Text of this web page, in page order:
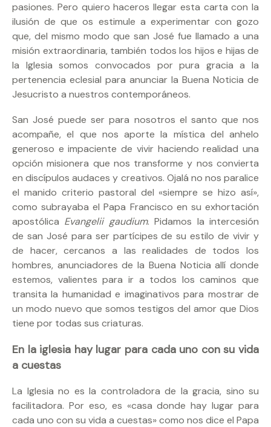
pasiones. Pero quiero haceros llegar esta carta con la
ilusión de que os estimule a experimentar con gozo
que, del mismo modo que san José fue llamado a una
misión extraordinaria, también todos los hijos e hijas de
la Iglesia somos convocados por pura gracia a la
pertenencia eclesial para anunciar la Buena Noticia de
Jesucristo a nuestros contemporáneos.
San José puede ser para nosotros el santo que nos
acompañe, el que nos aporte la mística del anhelo
generoso e impaciente de vivir haciendo realidad una
opción misionera que nos transforme y nos convierta
en discípulos audaces y creativos. Ojalá no nos paralice
el manido criterio pastoral del «siempre se hizo así»,
como subrayaba el Papa Francisco en su exhortación
apostólica Evangelii gaudium. Pidamos la intercesión
de san José para ser partícipes de su estilo de vivir y
de hacer, cercanos a las realidades de todos los
hombres, anunciadores de la Buena Noticia allí donde
estemos, valientes para ir a todos los caminos que
transita la humanidad e imaginativos para mostrar de
un modo nuevo que somos testigos del amor que Dios
tiene por todas sus criaturas.
En la iglesia hay lugar para cada uno con su vida
a cuestas
La Iglesia no es la controladora de la gracia, sino su
facilitadora. Por eso, es «casa donde hay lugar para
cada uno con su vida a cuestas» como nos dice el Papa